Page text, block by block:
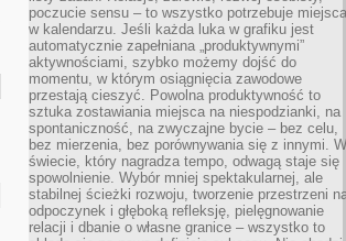
poczucie sensu – to wszystko potrzebuje miejsca
w kalendarzu. Jeśli każda luka w grafiku jest
automatycznie zapełniana „produktywnymi”
aktywnościami, szybko możemy dojść do
momentu, w którym osiągnięcia zawodowe
przestają cieszyć. Powolna produktywność to
sztuka zostawiania miejsca na niespodzianki, na
spontaniczność, na zwyczajne bycie – bez celu,
bez mierzenia, bez porównywania się z innymi. W
świecie, który nagradza tempo, odwagą staje się
spowolnienie. Wybór mniej spektakularnej, ale
stabilnej ścieżki rozwoju, tworzenie przestrzeni
odpoczynek i głęboką refleksję, pielęgnowanie
relacji i dbanie o własne granice – wszystko to